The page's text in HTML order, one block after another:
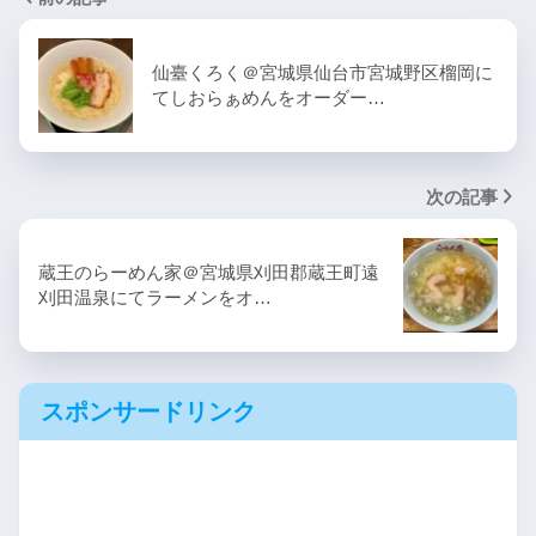
仙臺くろく＠宮城県仙台市宮城野区榴岡に
てしおらぁめんをオーダー…
次の記事
蔵王のらーめん家＠宮城県刈田郡蔵王町遠
刈田温泉にてラーメンをオ…
スポンサードリンク